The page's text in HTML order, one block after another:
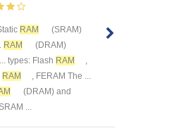
RAM
(SRAM)
RAM
(DRAM)
types: Flash RAM
RAM
, FERAM The ...
(DRAM) and
...